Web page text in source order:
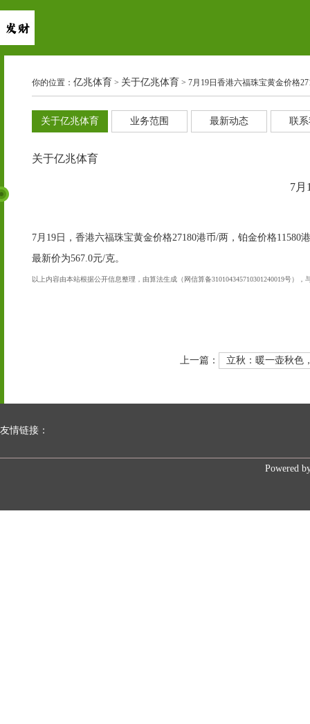
你的位置： 亿兆体育 > 关于亿兆体育 > 7月19日香港六福珠宝黄金价格
关于亿兆体育 业务范围 最新动态 联
关于亿兆体育
7月
7月19日，香港六福珠宝黄金价格27180港币/两，铂金价格
最新价为567.0元/克。
以上内容由本站根据公开信息整理，由算法生成（网信算备310104345710301240019号
上一篇： 立秋：暖一壶秋色
友情链接：
Powered